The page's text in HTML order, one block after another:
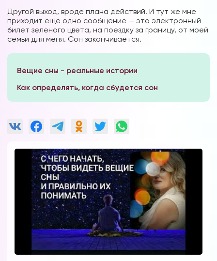
Другой выход, вроде плана действий. И тут же мне
приходит еще одно сообщение — это электронный
билет зеленого цвета, на поездку за границу, от моей
семьи для меня. Сон заканчивается.
Вещие сны - реальные истории
Как определять, когда сбудется сон
Вы можете получать информацию во
участниками)
Мы разработали систему практик, с
помощью которой можно получать
информацию во снах с первых дней.
Скачайте приложение, чтобы получить
доступ:
Скачать